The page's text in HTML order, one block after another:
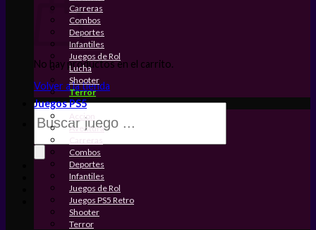
No hay productos en el carrito.
Volver a la tienda
Búsqueda
de
productos
Carreras
Combos
Deportes
Infantiles
Juegos de Rol
Lucha
Shooter
Terror
Juegos PS5
Accion
Aventura
Carreras
Combos
Deportes
Infantiles
Juegos de Rol
Juegos PS5 Retro
Shooter
Terror